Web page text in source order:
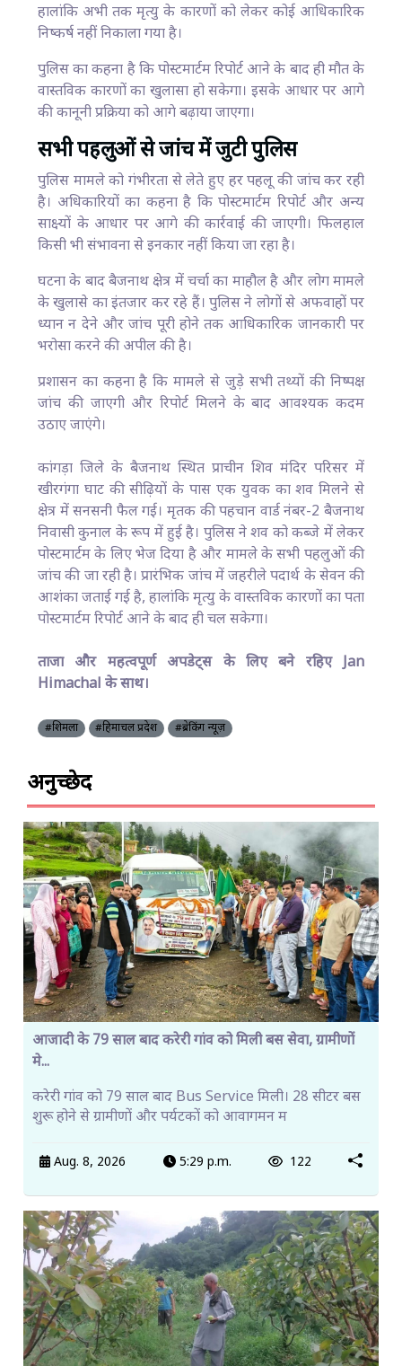
हालांकि अभी तक मृत्यु के कारणों को लेकर कोई आधिकारिक
निष्कर्ष नहीं निकाला गया है।
पुलिस का कहना है कि पोस्टमार्टम रिपोर्ट आने के बाद ही मौत के
वास्तविक कारणों का खुलासा हो सकेगा। इसके आधार पर आगे
की कानूनी प्रक्रिया को आगे बढ़ाया जाएगा।
सभी पहलुओं से जांच में जुटी पुलिस
पुलिस मामले को गंभीरता से लेते हुए हर पहलू की जांच कर रही
है। अधिकारियों का कहना है कि पोस्टमार्टम रिपोर्ट और अन्य
साक्ष्यों के आधार पर आगे की कार्रवाई की जाएगी। फिलहाल
किसी भी संभावना से इनकार नहीं किया जा रहा है।
घटना के बाद बैजनाथ क्षेत्र में चर्चा का माहौल है और लोग मामले
के खुलासे का इंतजार कर रहे हैं। पुलिस ने लोगों से अफवाहों पर
ध्यान न देने और जांच पूरी होने तक आधिकारिक जानकारी पर
भरोसा करने की अपील की है।
प्रशासन का कहना है कि मामले से जुड़े सभी तथ्यों की निष्पक्ष
जांच की जाएगी और रिपोर्ट मिलने के बाद आवश्यक कदम
उठाए जाएंगे।
कांगड़ा जिले के बैजनाथ स्थित प्राचीन शिव मंदिर परिसर में
खीरगंगा घाट की सीढ़ियों के पास एक युवक का शव मिलने से
क्षेत्र में सनसनी फैल गई। मृतक की पहचान वार्ड नंबर-2 बैजनाथ
निवासी कुनाल के रूप में हुई है। पुलिस ने शव को कब्जे में लेकर
पोस्टमार्टम के लिए भेज दिया है और मामले के सभी पहलुओं की
जांच की जा रही है। प्रारंभिक जांच में जहरीले पदार्थ के सेवन की
आशंका जताई गई है, हालांकि मृत्यु के वास्तविक कारणों का पता
पोस्टमार्टम रिपोर्ट आने के बाद ही चल सकेगा।
ताजा और महत्वपूर्ण अपडेट्स के लिए बने रहिए Jan
Himachal के साथ।
#शिमला #हिमाचल प्रदेश #ब्रेकिंग न्यूज़
अनुच्छेद
आजादी के 79 साल बाद करेरी गांव को मिली बस सेवा, ग्रामीणों
मे...
करेरी गांव को 79 साल बाद Bus Service मिली। 28 सीटर बस
शुरू होने से ग्रामीणों और पर्यटकों को आवागमन म
Aug. 8, 2026 5:29 p.m. 122